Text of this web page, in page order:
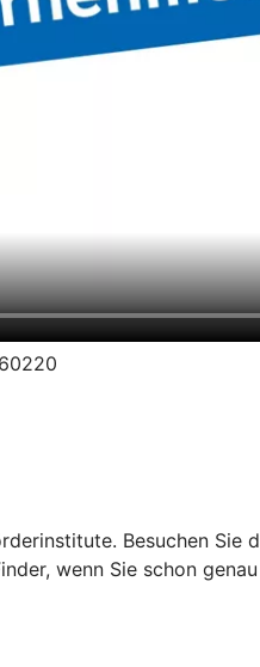
Besuchen Sie
wenn Sie schon